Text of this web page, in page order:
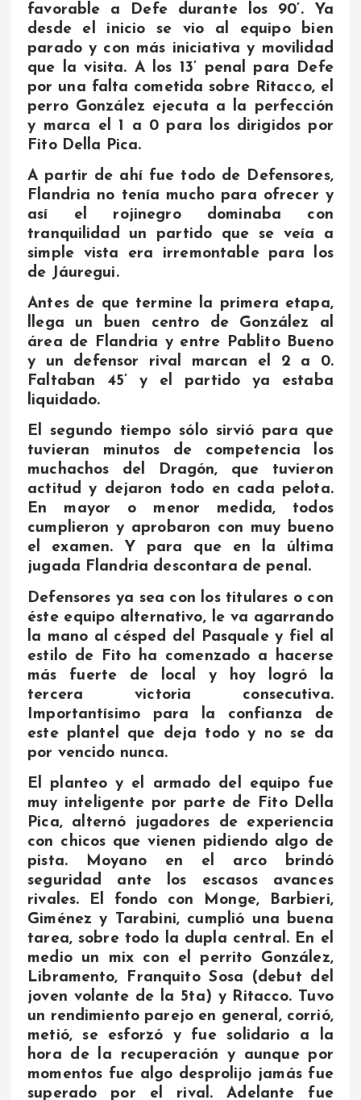
favorable a Defe durante los 90’. Ya
desde el inicio se vio al equipo bien
parado y con más iniciativa y movilidad
que la visita. A los 13’ penal para Defe
por una falta cometida sobre Ritacco, el
perro González ejecuta a la perfección
y marca el 1 a 0 para los dirigidos por
Fito Della Pica.
A partir de ahí fue todo de Defensores,
Flandria no tenía mucho para ofrecer y
así el rojinegro dominaba con
tranquilidad un partido que se veía a
simple vista era irremontable para los
de Jáuregui.
Antes de que termine la primera etapa,
llega un buen centro de González al
área de Flandria y entre Pablito Bueno
y un defensor rival marcan el 2 a 0.
Faltaban 45’ y el partido ya estaba
liquidado.
El segundo tiempo sólo sirvió para que
tuvieran minutos de competencia los
muchachos del Dragón, que tuvieron
actitud y dejaron todo en cada pelota.
En mayor o menor medida, todos
cumplieron y aprobaron con muy bueno
el examen. Y para que en la última
jugada Flandria descontara de penal.
Defensores ya sea con los titulares o con
éste equipo alternativo, le va agarrando
la mano al césped del Pasquale y fiel al
estilo de Fito ha comenzado a hacerse
más fuerte de local y hoy logró la
tercera victoria consecutiva.
Importantísimo para la confianza de
este plantel que deja todo y no se da
por vencido nunca.
El planteo y el armado del equipo fue
muy inteligente por parte de Fito Della
Pica, alternó jugadores de experiencia
con chicos que vienen pidiendo algo de
pista. Moyano en el arco brindó
seguridad ante los escasos avances
rivales. El fondo con Monge, Barbieri,
Giménez y Tarabini, cumplió una buena
tarea, sobre todo la dupla central. En el
medio un mix con el perrito González,
Libramento, Franquito Sosa (debut del
joven volante de la 5ta) y Ritacco. Tuvo
un rendimiento parejo en general, corrió,
metió, se esforzó y fue solidario a la
hora de la recuperación y aunque por
momentos fue algo desprolijo jamás fue
superado por el rival. Adelante fue